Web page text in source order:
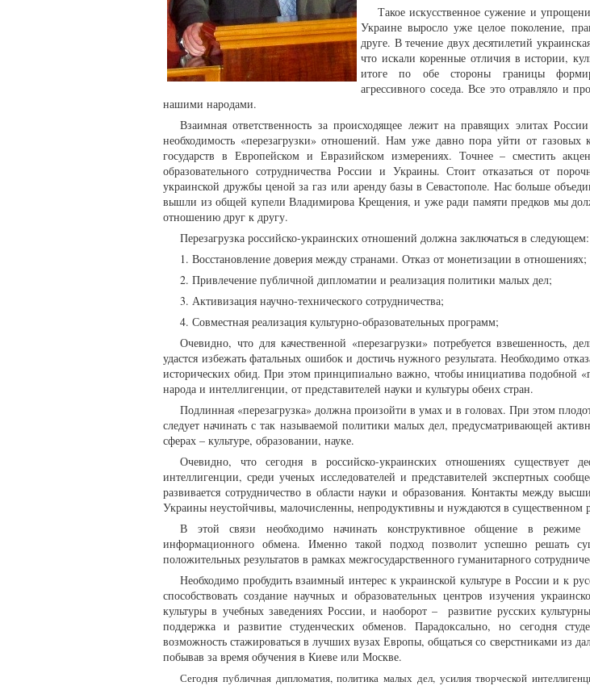
Такое искусственное сужение и
Украине выросло уже целое поколение,
друге. В течение двух десятилетий
что искали коренные отличия в истории,
итоге по обе стороны границы
агрессивного соседа. Все это отравляло и
нашими народами.
Взаимная ответственность за происходящее лежит на правящих элитах
необходимость «перезагрузки» отношений. Нам уже давно пора уйти от
государств в Европейском и Евразийском измерениях. Точнее – сместить
образовательного сотрудничества России и Украины. Стоит отказаться от
украинской дружбы ценой за газ или аренду базы в Севастополе. Нас больше
вышли из общей купели Владимирова Крещения, и уже ради памяти предков мы
отношению друг к другу.
Перезагрузка российско-украинских отношений должна заключаться в следующем:
1. Восстановление доверия между странами. Отказ от монетизации в отношениях;
2. Привлечение публичной дипломатии и реализация политики малых дел;
3. Активизация научно-технического сотрудничества;
4. Совместная реализация культурно-образовательных программ;
Очевидно, что для качественной «перезагрузки» потребуется взвешенность,
удастся избежать фатальных ошибок и достичь нужного результата. Необходимо
исторических обид. При этом принципиально важно, чтобы инициатива подобной
народа и интеллигенции, от представителей науки и культуры обеих стран.
Подлинная «перезагрузка» должна произойти в умах и в головах. При этом
следует начинать с так называемой политики малых дел, предусматривающей
сферах – культуре, образовании, науке.
Очевидно, что сегодня в российско-украинских отношениях существует
интеллигенции, среди ученых исследователей и представителей экспертных
развивается сотрудничество в области науки и образования. Контакты между
Украины неустойчивы, малочисленны, непродуктивны и нуждаются в существенном
В этой связи необходимо начинать конструктивное общение в режиме
информационного обмена. Именно такой подход позволит успешно решать
положительных результатов в рамках межгосударственного гуманитарного
Необходимо пробудить взаимный интерес к украинской культуре в России и к
способствовать создание научных и образовательных центров изучения
культуры в учебных заведениях России, и наоборот – развитие русских
поддержка и развитие студенческих обменов. Парадоксально, но сегодня
возможность стажироваться в лучших вузах Европы, общаться со сверстниками из
побывав за время обучения в Киеве или Москве.
Сегодня публичная дипломатия, политика малых дел, усилия творческой